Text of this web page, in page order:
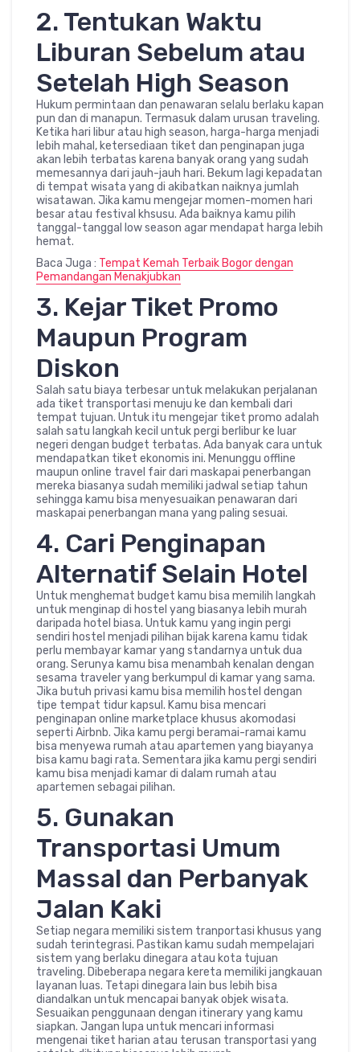
2. Tentukan Waktu
Liburan Sebelum atau
Setelah High Season
Hukum permintaan dan penawaran selalu berlaku kapan
pun dan di manapun. Termasuk dalam urusan traveling.
Ketika hari libur atau high season, harga-harga menjadi
lebih mahal, ketersediaan tiket dan penginapan juga
akan lebih terbatas karena banyak orang yang sudah
memesannya dari jauh-jauh hari. Bekum lagi kepadatan
di tempat wisata yang di akibatkan naiknya jumlah
wisatawan. Jika kamu mengejar momen-momen hari
besar atau festival khsusu. Ada baiknya kamu pilih
tanggal-tanggal low season agar mendapat harga lebih
hemat.
Baca Juga : Tempat Kemah Terbaik Bogor dengan
Pemandangan Menakjubkan
3. Kejar Tiket Promo
Maupun Program
Diskon
Salah satu biaya terbesar untuk melakukan perjalanan
ada tiket transportasi menuju ke dan kembali dari
tempat tujuan. Untuk itu mengejar tiket promo adalah
salah satu langkah kecil untuk pergi berlibur ke luar
negeri dengan budget terbatas. Ada banyak cara untuk
mendapatkan tiket ekonomis ini. Menunggu offline
maupun online travel fair dari maskapai penerbangan
mereka biasanya sudah memiliki jadwal setiap tahun
sehingga kamu bisa menyesuaikan penawaran dari
maskapai penerbangan mana yang paling sesuai.
4. Cari Penginapan
Alternatif Selain Hotel
Untuk menghemat budget kamu bisa memilih langkah
untuk menginap di hostel yang biasanya lebih murah
daripada hotel biasa. Untuk kamu yang ingin pergi
sendiri hostel menjadi pilihan bijak karena kamu tidak
perlu membayar kamar yang standarnya untuk dua
orang. Serunya kamu bisa menambah kenalan dengan
sesama traveler yang berkumpul di kamar yang sama.
Jika butuh privasi kamu bisa memilih hostel dengan
tipe tempat tidur kapsul. Kamu bisa mencari
penginapan online marketplace khusus akomodasi
seperti Airbnb. Jika kamu pergi beramai-ramai kamu
bisa menyewa rumah atau apartemen yang biayanya
bisa kamu bagi rata. Sementara jika kamu pergi sendiri
kamu bisa menjadi kamar di dalam rumah atau
apartemen sebagai pilihan.
5. Gunakan
Transportasi Umum
Massal dan Perbanyak
Jalan Kaki
Setiap negara memiliki sistem tranportasi khusus yang
sudah terintegrasi. Pastikan kamu sudah mempelajari
sistem yang berlaku dinegara atau kota tujuan
traveling. Dibeberapa negara kereta memiliki jangkauan
layanan luas. Tetapi dinegara lain bus lebih bisa
diandalkan untuk mencapai banyak objek wisata.
Sesuaikan penggunaan dengan itinerary yang kamu
siapkan. Jangan lupa untuk mencari informasi
mengenai tiket harian atau terusan transportasi yang